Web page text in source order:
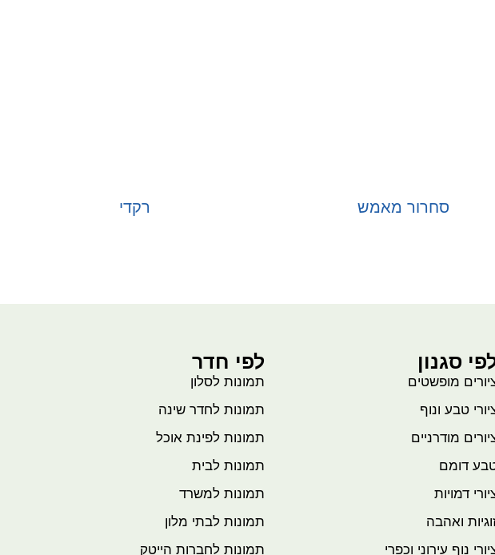
סחרור מאמש רקדי
סגנון
מופשטים
טבע ונוף
מודרניים
דומם
דמויות
ואהבה
נוף עירוני וכפרי
לפי חדר
תמונות לסלון
תמונות לחדר שינה
תמונות לפינת אוכל
תמונות לבית
תמונות למשרד
תמונות לבתי מלון
תמונות לחברות הייטק